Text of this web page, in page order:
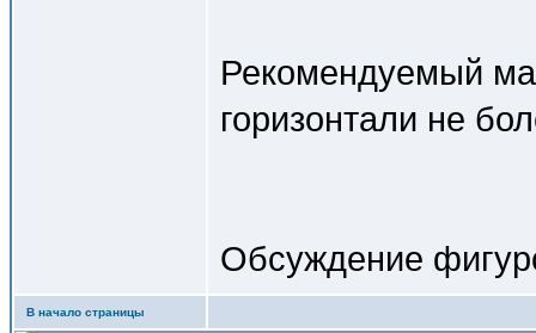
Рекомендуемый
горизонтали не
Обсуждение
В начало страницы